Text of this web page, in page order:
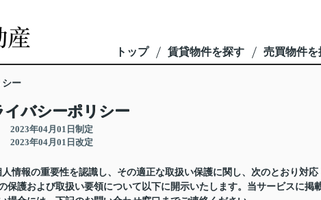
トップ 賃貸物件を探す 売買物件を
シー
イバシーポリシー
2023年04月01日制定
2023年04月01日改定
情報の重要性を認識し、その適正な取扱い保護に関し、次のとおり対応
保護および取扱い要領について以下に開示いたします。当サービスに掲